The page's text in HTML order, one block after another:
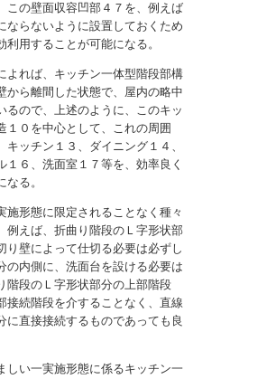
この壁面収容凹部４７を、例えば
ならないように設置しておくため
用することが可能になる。
よれば、キッチン一体型階段部構
から離間した状態で、屋内の略中
るので、上述のように、このキッ
１０を中心として、これの周囲
キッチン１３、ダイニング１４、
１６、洗面室１７等を、効率良く
る。
施形態に限定されることなく種々
例えば、折曲り階段のＬ字形状部
り壁によって仕切る必要は必ずし
の内側に、洗面台を設ける必要は
階段のＬ字形状部分の上部階段
接続階段を介することなく、直線
に直接接続するものであっても良
しい一実施形態に係るキッチン一